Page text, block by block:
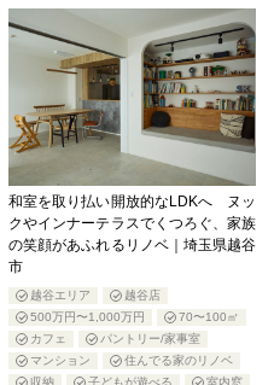
和室を取り払い開放的なLDKへ ヌッ
クやインナーテラスでくつろぐ、家族
の笑顔があふれるリノベ｜埼玉県越谷
市
越谷エリア
越谷店
500万円〜1,000万円
70〜100㎡
カフェ
パントリー/家事室
マンション
住んでる家のリノベ
収納
子どもが遊べる
室内窓